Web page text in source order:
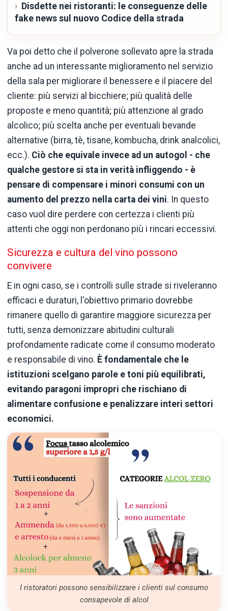
Disdette nei ristoranti: le conseguenze delle
fake news sul nuovo Codice della strada
Va poi detto che il polverone sollevato apre la strada
anche ad un interessante miglioramento nel servizio
della sala per migliorare il benessere e il piacere del
cliente: più servizi al bicchiere; più qualità delle
proposte e meno quantità; più attenzione al grado
alcolico; più scelta anche per eventuali bevande
alternative (birra, tè, tisane, kombucha, drink analcolici,
ecc.). Ciò che equivale invece ad un autogol - che
qualche gestore si sta in verità infliggendo - è
pensare di compensare i minori consumi con un
aumento del prezzo nella carta dei vini. In questo
caso vuol dire perdere con certezza i clienti più
attenti che oggi non perdonano più i rincari eccessivi.
Sicurezza e cultura del vino possono
convivere
E in ogni caso, se i controlli sulle strade si riveleranno
efficaci e duraturi, l'obiettivo primario dovrebbe
rimanere quello di garantire maggiore sicurezza per
tutti, senza demonizzare abitudini culturali
profondamente radicate come il consumo moderato
e responsabile di vino. È fondamentale che le
istituzioni scelgano parole e toni più equilibrati,
evitando paragoni impropri che rischiano di
alimentare confusione e penalizzare interi settori
economici.
I ristoratori possono sensibilizzare i clienti sul consumo
consapevole di alcol